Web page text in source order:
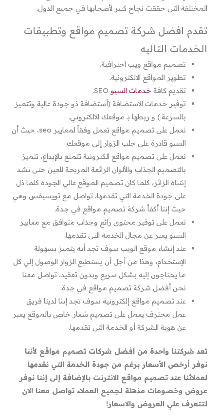
المختلفة التى حققت نجاح كبير لأصحابها في جميع الدول.
تقدم افضل شركة تصميم مواقع وتطبيقات
الخدمات التاليه
تصميم مواقع ويب احترافية.
تطوير المواقع الالكترونية.
تقديم كافة خدمات السيو
توفير خدمات الاستضافة (أستضافة ذو جودة عالية وتتميز
بالسرعة.) و ربطها بـ موقعك الالكتروني.
نعمل على تصميم مواقع تعمل وفقاً لمعايير seo، حيث أن
السيو قادرة على جلب الزوار إلى موقعك.
نعمل على تصميم مواقع الكترونية تتمتع بالإبداع، تتميز
بالتصميم الجذاب والألوان الرائعة المريحة للعين حتى نشد
إنتباه الزائر، كلما كان تصميم الموقع عالي الجوده كلما ذل
على جودة الخدمة التي تقدمها، تواصل مع تويسيفس وهي
حيث إننا أكفأ شركة تصميم مواقع في جدة.
نعمل على توفير محتوى رائع وجذاب متوافق مع معايير
السيو يعبر عن مجال الخدمة التى تقدمها.
عند إنشاء موقع الويب سوف تجد أنه يتميز بسهولة
الإستخدام، وهذا من أجل أن يستطيع الزوار الوصول إلي كل
ما يحتاجون إليه بشكل سريع وبدون تعقيد، تواصل معنا
نحن أفضل شركة تصميم مواقع في جدة.
عند تصميم مواقع إلكترونية سوف تجد إننا لدينا فريق
عمل محترف يعمل على تصميم شعار خاص بالموقع يعبر
عن هوية الشركة أو الخدمة التى تقدمها.
تعد شركتنا واحدة من افضل شركات تصميم مواقع لأننا
نوفر أرخص الأسعار برغم من جودة الخدمة التي نقدمها
لعملائنا عند تصميم مواقع الانترنت بالإضافة إلى إننا نوفر
عروض وخصومات مذهلة لجميع العملاء تواصل معنا الان
لتتعرف علي العروض والاسعار!